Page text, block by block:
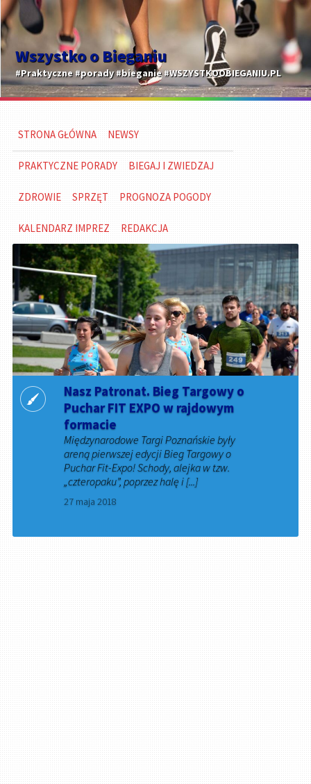
Wszystko o Bieganiu
#Praktyczne #porady #bieganie #WSZYSTKOOBIEGANIU.PL
STRONA GŁÓWNA NEWSY
PRAKTYCZNE PORADY BIEGAJ I ZWIEDZAJ
ZDROWIE SPRZĘT PROGNOZA POGODY
KALENDARZ IMPREZ REDAKCJA
Nasz Patronat. Bieg Targowy o
Puchar FIT EXPO w rajdowym
formacie
Międzynarodowe Targi Poznańskie były
areną pierwszej edycji Bieg Targowy o
Puchar Fit-Expo! Schody, alejka w tzw.
„czteropaku”, poprzez halę i [...]
27 maja 2018